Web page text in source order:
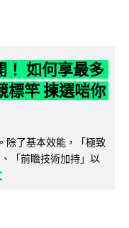
如何享最多
竿 揀選啱你
除了基本效能，「極致
「前瞻技術加持」以